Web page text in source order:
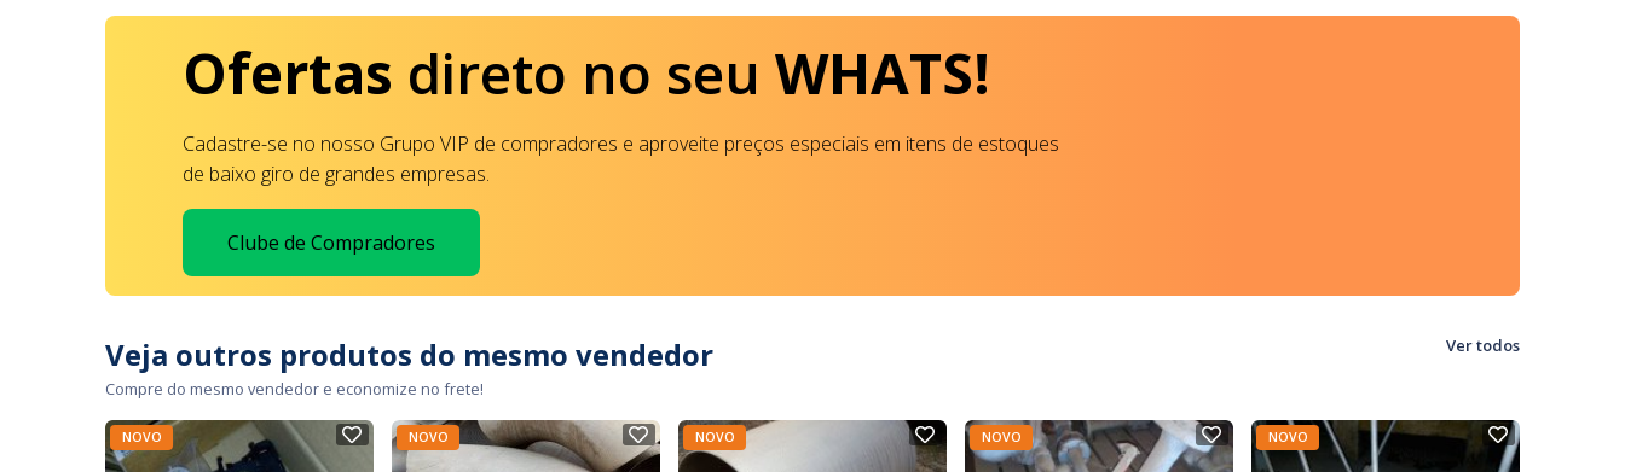
Ofertas direto no seu WHATS!
Cadastre-se no nosso Grupo VIP de compradores e aproveite preços especiais em itens de estoques
de baixo giro de grandes empresas.
Clube de Compradores
Veja outros produtos do mesmo vendedor
Compre do mesmo vendedor e economize no frete!
Ver todos
NOVO NOVO NOVO NOVO NOVO